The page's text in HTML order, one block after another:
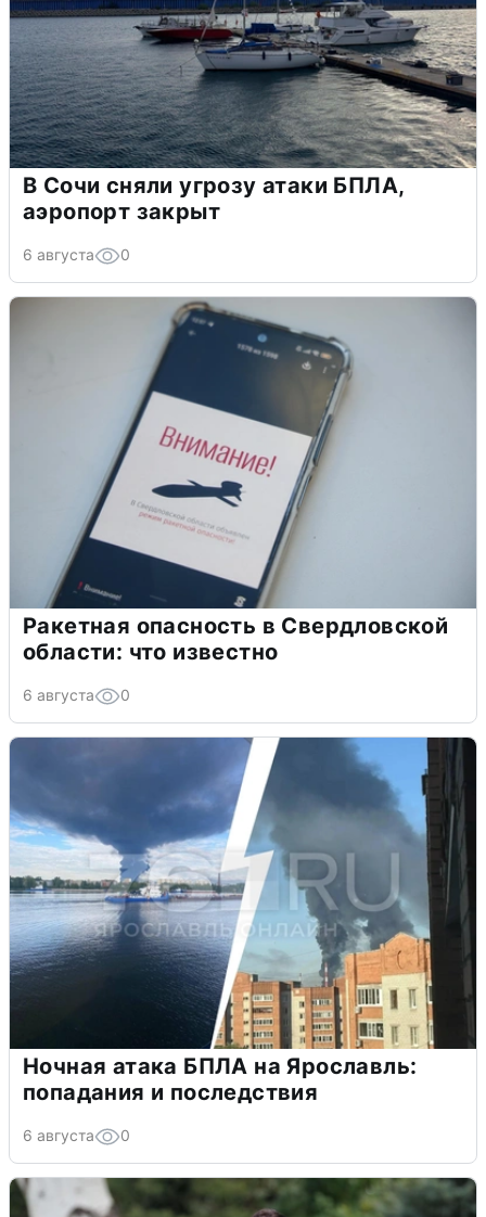
В Сочи сняли угрозу атаки БПЛА,
аэропорт закрыт
6 августа 0
Ракетная опасность в Свердловской
области: что известно
6 августа 0
Ночная атака БПЛА на Ярославль:
попадания и последствия
6 августа 0